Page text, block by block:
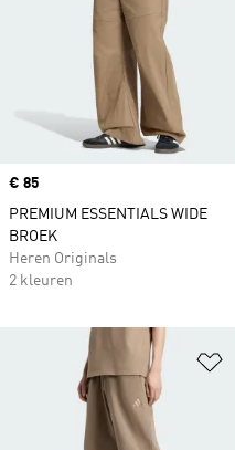
Price
€ 85
PREMIUM ESSENTIALS WIDE
BROEK
Heren Originals
2 kleuren